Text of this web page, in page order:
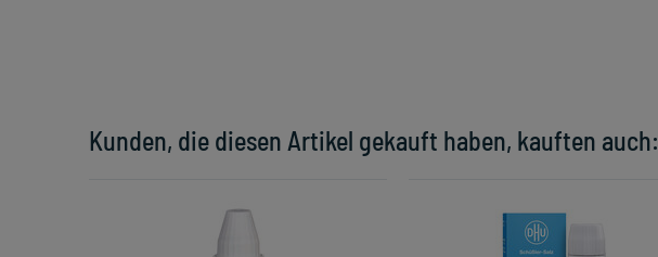
Kunden, die diesen Artikel gekauft haben, kauften auch: